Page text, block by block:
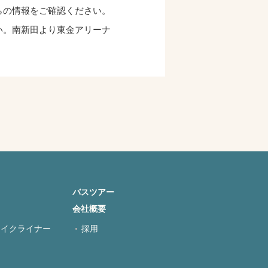
情報をご確認ください。
南新田より東金アリーナ
クライナー
バスツアー
会社概要
採用